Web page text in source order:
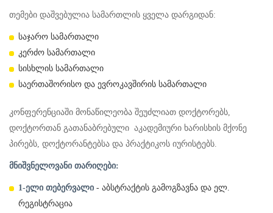
თემები დაშვებულია სამართლის ყველა დარგიდან:
საჯარო სამართალი
კერძო სამართალი
სისხლის სამართალი
საერთაშორისო და ევროკავშირის სამართალი
კონფერენციაში მონაწილეობა შეუძლიათ დოქტორებს,
დოქტორთან გათანაბრებული აკადემიური ხარისხის მქონე
პირებს, დოქტორანტებსა და პრაქტიკოს იურისტებს.
მნიშვნელოვანი თარიღები:
1-ელი თებერვალი - აბსტრაქტის გამოგზავნა და ელ.
რეგისტრაცია